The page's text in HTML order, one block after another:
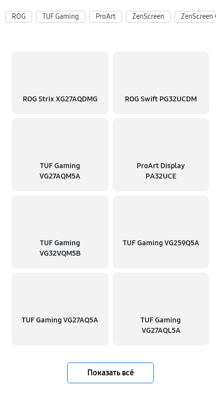
ROG TUF Gaming ProArt ZenScreen ZenScreen
ROG Strix XG27AQDMG ROG Swift PG32UCDM
TUF Gaming
VG27AQM5A
ProArt Display
PA32UCE
TUF Gaming
VG32VQM5B
TUF Gaming VG259Q5A
TUF Gaming VG27AQ5A
TUF Gaming
VG27AQL5A
Показать всё